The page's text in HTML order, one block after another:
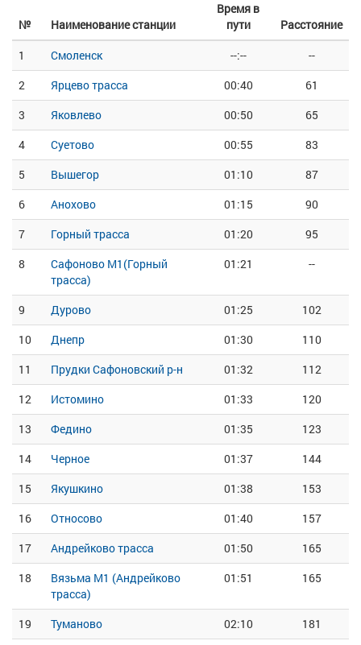
№ Наименование станции
Время в
пути
Расстояние
1
Смоленск --:--
--
2
Ярцево трасса 00:40
61
3
Яковлево 00:50
65
4
Суетово 00:55
83
5
Вышегор 01:10
87
6
Анохово 01:15
90
7
Горный трасса 01:20
95
8
Сафоново М1(Горный
трасса)
01:21 --
9 Дурово 01:25
102
10
Днепр 01:30
110
11
Прудки Сафоновский р-н 01:32
112
12
Истомино 01:33
120
13
Федино 01:35
123
14
Черное 01:37
144
15
Якушкино 01:38
153
16
Относово 01:40
157
17
Андрейково трасса 01:50
165
18
Вязьма М1 (Андрейково
трасса)
01:51 165
19 Туманово 02:10
181